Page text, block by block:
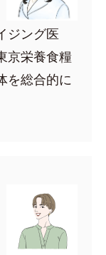
ジング医
京栄養食糧
を総合的に